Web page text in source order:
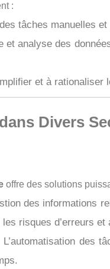
:
tâches manuelles
et analyse des
et à rationaliser
Divers
offre des solutions
des informations
risques d’erreurs et
des